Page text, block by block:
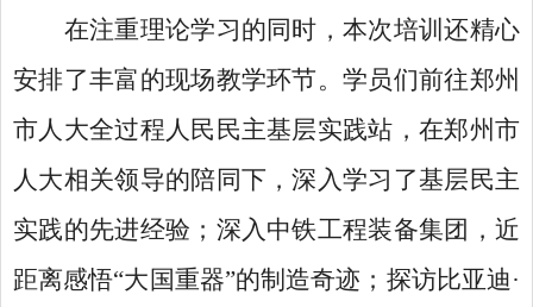
在注重理论学习的同时，本次培训还精心
安排了丰富的现场教学环节。学员们前往郑州
市人大全过程人民民主基层实践站，在郑州市
人大相关领导的陪同下，深入学习了基层民主
实践的先进经验；深入中铁工程装备集团，近
距离感悟“大国重器”的制造奇迹；探访比亚迪·